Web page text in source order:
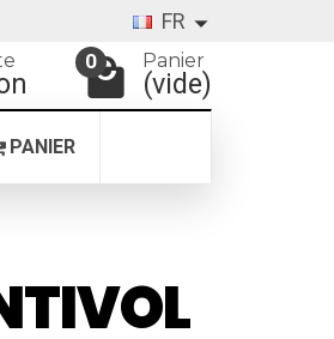
FR
0 Panier
(vide)
PANIER